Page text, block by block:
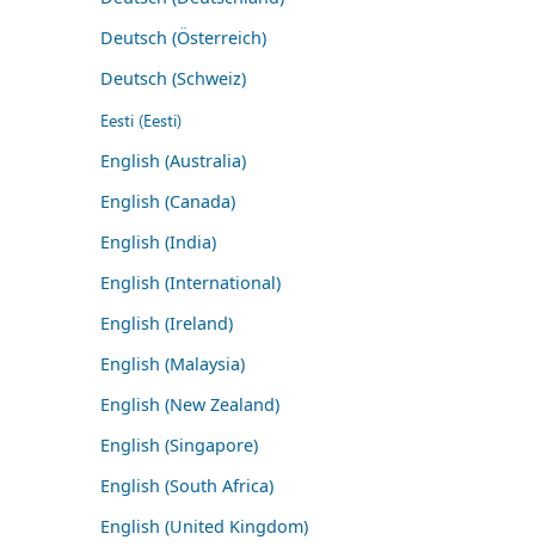
Deutsch (Österreich)
Deutsch (Schweiz)
Eesti (Eesti)
English (Australia)
English (Canada)
English (India)
English (International)
English (Ireland)
English (Malaysia)
English (New Zealand)
English (Singapore)
English (South Africa)
English (United Kingdom)